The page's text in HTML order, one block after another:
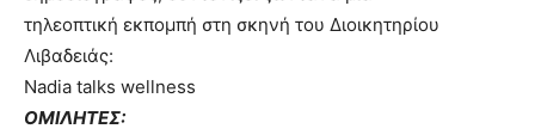
τηλεοπτική εκπομπή στη σκηνή του Διοικητηρίου
Λιβαδειάς:
Nadia talks wellness
ΟΜΙΛΗΤΕΣ: